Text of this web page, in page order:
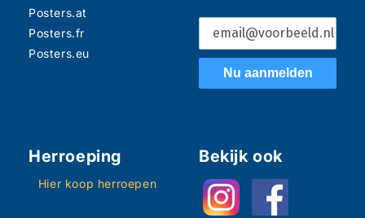
Posters.at
Posters.fr
Posters.eu
Nu aanmelden
Herroeping
Hier koop herroepen
Bekijk ook